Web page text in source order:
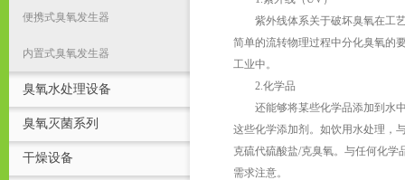
便携式臭氧发生器
内置式臭氧发生器
臭氧水处理设备
臭氧灭菌系列
干燥设备
紫外线体系关于破坏臭氧在工艺
简单的流转物理过程中分化臭氧的
工业中。
2.化学品
还能够将某些化学品添加到水中
这些化学添加剂。如饮用水处理，
克硫代硫酸盐/克臭氧。与任何化
需求注意。